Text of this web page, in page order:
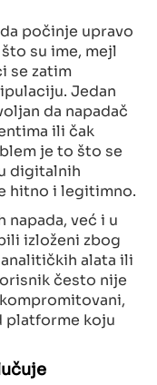
počinje upravo
su ime, mejl
se zatim
Jedan
da napadač
ili čak
je to što se
digitalnih
hitno i legitimno.
napada, već i u
izloženi zbog
alata ili
često nije
platforme koju